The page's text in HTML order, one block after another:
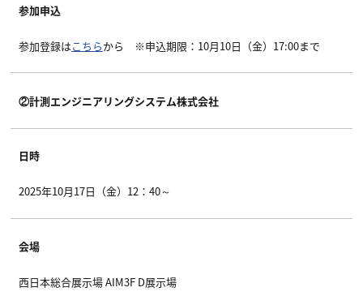
参加申込
参加登録はこちらから ※申込期限：10月10日（金）17:00まで
②計測エンジニアリングシステム株式会社
日時
2025年10月17日（金）12：40～
会場
西日本総合展示場 AIM3F D展示場